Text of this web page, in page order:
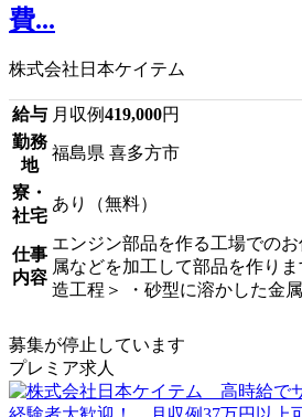
費...
株式会社日本ケイテム
給与 月収例419,000円
勤務
地
福島県 喜多方市
寮・
社宅
あり（無料）
仕事
内容
エンジン部品を作る工場での
属などを加工して部品を作り
造工程＞ ・砂型に溶かした金
募集が停止しています
プレミア求人